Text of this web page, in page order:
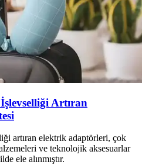
Artıran
artıran elektrik adaptörleri, çok
ve teknolojik aksesuarlar
ele alınmıştır.